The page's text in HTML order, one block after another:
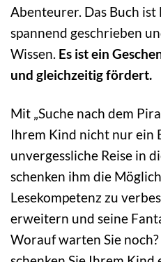
Abenteurer. Das Buch
spannend geschrieben
Wissen. Es ist ein
und gleichzeitig fördert.
Mit „Suche nach dem
Ihrem Kind nicht nur ein
unvergessliche Reise in
schenken ihm die
Lesekompetenz zu
erweitern und seine
Worauf warten Sie